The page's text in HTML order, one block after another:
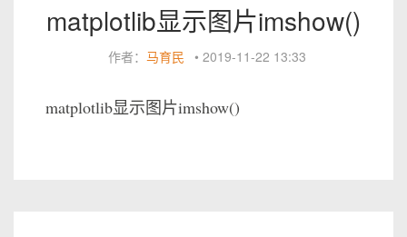
matplotlib显示图片imshow()
作者： 马育民 • 2019-11-22 13:33
matplotlib显示图片imshow()